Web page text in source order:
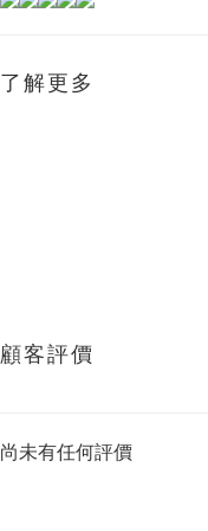
了解更多
顧客評價
尚未有任何評價